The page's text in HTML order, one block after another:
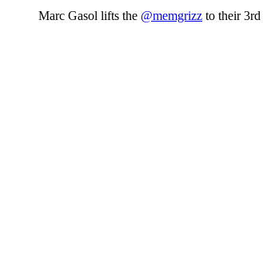
Marc Gasol lifts the @memgrizz to their